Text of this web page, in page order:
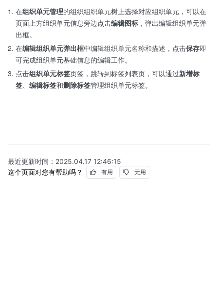
在组织单元管理的组织组织单元树上选择对应组织单元，可以在
页面上方组织单元信息旁边点击编辑图标 ，弹出编辑组织单元弹
出框。
在编辑组织单元弹出框中编辑组织单元名称和描述，点击保存即
可完成组织单元基础信息的编辑工作。
点击组织单元标签页签，跳转到标签列表页，可以通过新增标
签、 编辑标签和删除标签管理组织单元标签。
最近更新时间： 2025.04.17 12:46:15
这个页面对您有帮助吗？
有用 无用